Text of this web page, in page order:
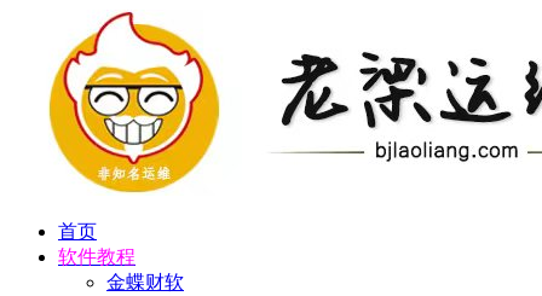
首页
软件教程
金蝶财软